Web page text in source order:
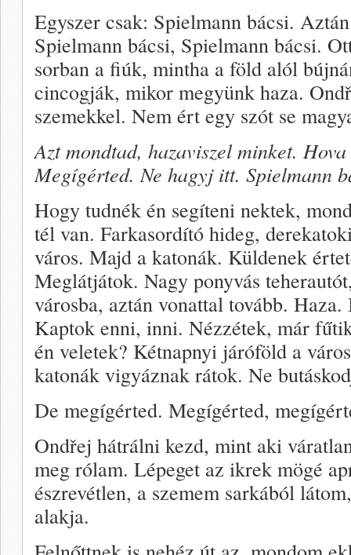
Egyszer csak: Spielmann bácsi.
Spielmann bácsi, Spielmann bácsi.
sorban a fiúk, mintha a föld alól
cincogják, mikor megyünk haza.
szemekkel. Nem ért egy szót se
Azt mondtad, hazaviszel minket.
Megígérted. Ne hagyj itt. Spielmann
Hogy tudnék én segíteni nektek,
tél van. Farkasordító hideg,
város. Majd a katonák. Küldenek
Meglátjátok. Nagy ponyvás
városba, aztán vonattal tovább.
Kaptok enni, inni. Nézzétek, már
én veletek? Kétnapnyi járóföld a
katonák vigyáznak rátok. Ne
De megígérted. Megígérted,
Ondřej hátrálni kezd, mint aki
meg rólam. Lépeget az ikrek mögé
észrevétlen, a szemem sarkából
alakja.